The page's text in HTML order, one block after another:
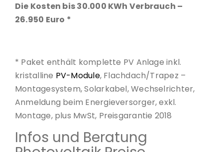
Die Kosten bis 30.000 KWh Verbrauch –
26.950 Euro *
* Paket enthält komplette PV Anlage inkl.
kristalline PV-Module, Flachdach/Trapez –
Montagesystem, Solarkabel, Wechselrichter,
Anmeldung beim Energieversorger, exkl.
Montage, plus MwSt, Preisgarantie 2018
Infos und Beratung